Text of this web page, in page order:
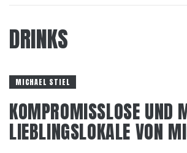
DRINKS
MICHAEL STIEL
KOMPROMISSLOSE UND
LIEBLINGSLOKALE VON